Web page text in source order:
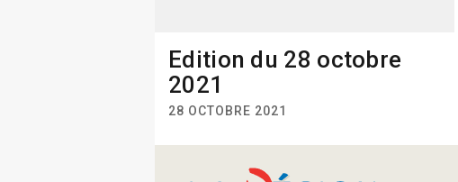
Edition du 28 octobre
2021
28 OCTOBRE 2021